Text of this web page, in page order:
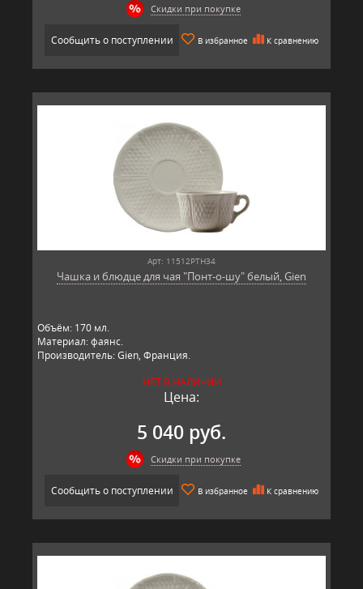
Скидки при покупке
Сообщить о поступлении В избранное К сравнению
Арт: 11512PTH34
Чашка и блюдце для чая "Понт-о-шу" белый, Gien
Объём: 170 мл.
Материал: фаянс.
Производитель: Gien, Франция.
НЕТ В НАЛИЧИИ
Цена:
5 040 руб.
Скидки при покупке
Сообщить о поступлении В избранное К сравнению